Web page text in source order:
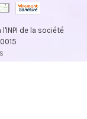
de la société